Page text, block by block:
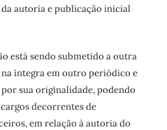
autoria e publicação inicial
está sendo submetido a outra
íntegra em outro periódico e
sua originalidade, podendo
decorrentes de
em relação à autoria do